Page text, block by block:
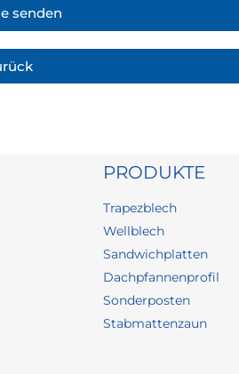
senden
PRODUKTE
Trapezblech
Wellblech
Sandwichplatten
Dachpfannenprofil
Sonderposten
Stabmattenzaun